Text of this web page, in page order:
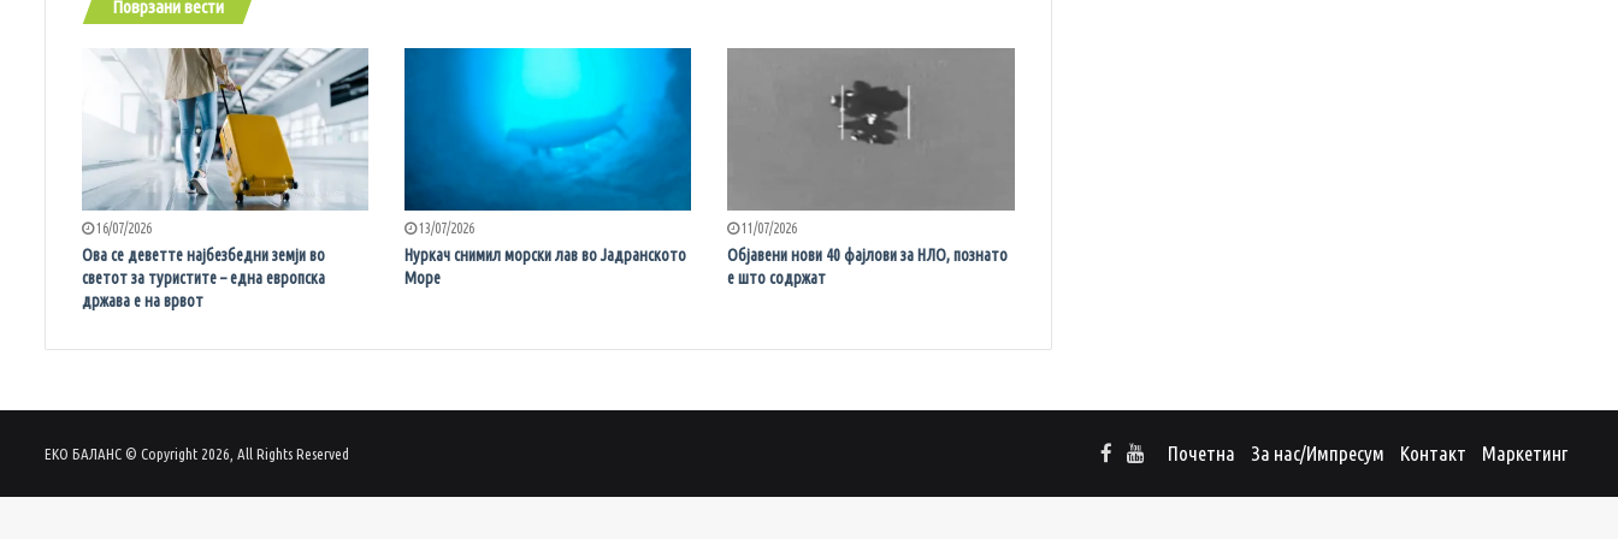
Поврзани вести
16/07/2026
Ова се деветте најбезбедни земји во
светот за туристите – една европска
држава е на врвот
13/07/2026
Нуркач снимил морски лав во Јадранското
Море
11/07/2026
Објавени нови 40 фајлови за НЛО, познато
е што содржат
ЕКО БАЛАНС © Copyright 2026, All Rights Reserved Почетна За нас/Импресум Контакт Маркетинг